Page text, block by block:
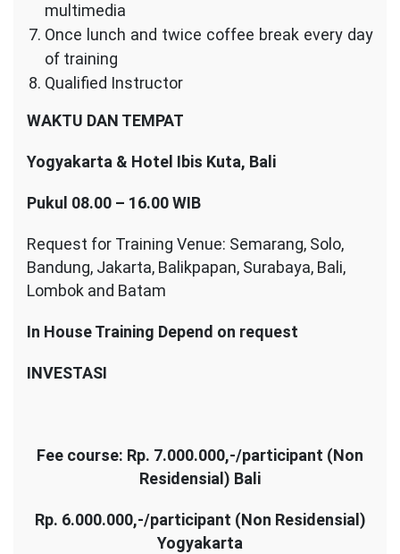
multimedia
Once lunch and twice coffee break every day
of training
Qualified Instructor
WAKTU DAN TEMPAT
Yogyakarta & Hotel Ibis Kuta, Bali
Pukul 08.00 – 16.00 WIB
Request for Training Venue: Semarang, Solo,
Bandung, Jakarta, Balikpapan, Surabaya, Bali,
Lombok and Batam
In House Training Depend on request
INVESTASI
Fee course: Rp. 7.000.000,-/participant (Non
Residensial) Bali
Rp. 6.000.000,-/participant (Non Residensial)
Yogyakarta